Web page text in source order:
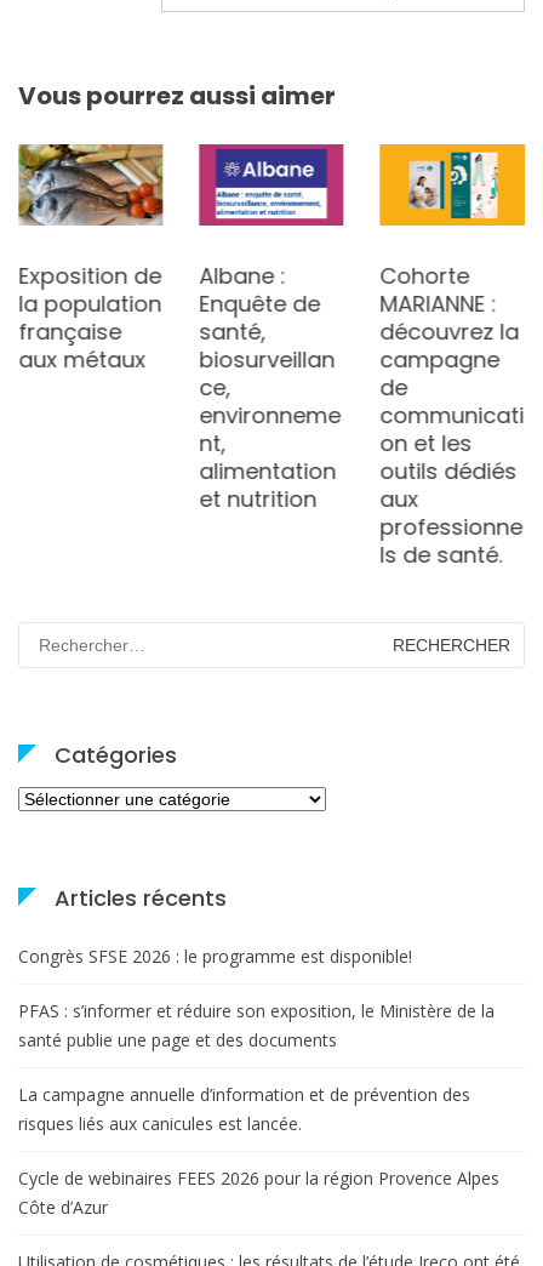
Vous pourrez aussi aimer
Exposition de
la population
française
aux métaux
Albane :
Enquête de
santé,
biosurveillan
ce,
environneme
nt,
alimentation
et nutrition
Cohorte
MARIANNE :
découvrez la
campagne
de
communicati
on et les
outils dédiés
aux
professionne
ls de santé.
Rechercher :
Catégories
Catégories
Articles récents
Congrès SFSE 2026 : le programme est disponible!
PFAS : s’informer et réduire son exposition, le Ministère de la
santé publie une page et des documents
La campagne annuelle d’information et de prévention des
risques liés aux canicules est lancée.
Cycle de webinaires FEES 2026 pour la région Provence Alpes
Côte d’Azur
Utilisation de cosmétiques : les résultats de l’étude Ireco ont été